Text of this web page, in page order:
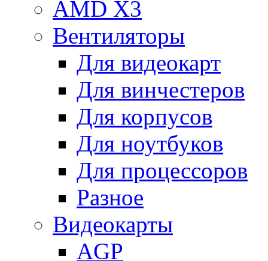
AMD X3
Вентиляторы
Для видеокарт
Для винчестеров
Для корпусов
Для ноутбуков
Для процессоров
Разное
Видеокарты
AGP